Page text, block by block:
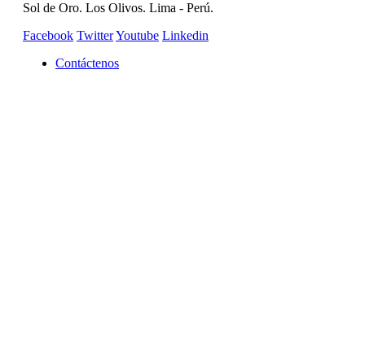
Sol de Oro. Los Olivos. Lima - Perú.
Facebook TwitterYoutube Linkedin
Contáctenos